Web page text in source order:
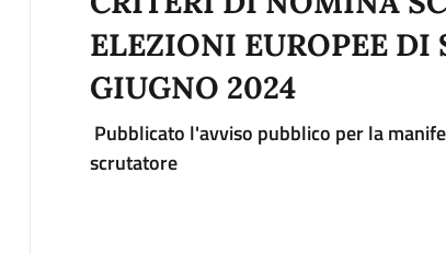
ELEZIONI EUROPEE DI
GIUGNO 2024
Pubblicato l'avviso pubblico per la
scrutatore